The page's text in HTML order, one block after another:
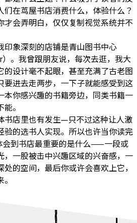
们在茑屋书店消费什么，体验什么？
才会弄明白，仅仅复制视觉系统并不
印象深刻的店铺是青山图书中心
）。我曾跟朋友说，每次去逛，我大
的设计毫不起眼，甚至充满了古老图
要进去走两步，一下子就能感受到这
本你感兴趣的书籍旁边，同类书籍一
。
书店里也有发生—只不过这种让人激
验的选书人实现。所以也许当你读完
到书店最重要的是什么——一段或
，一股被击中兴趣区域的兴奋感，一
的空间，最后你或许会喜欢上它，